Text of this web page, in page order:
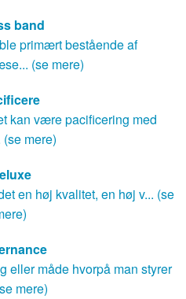
band
primært bestående af
(se mere)
kan være pacificering med
(se mere)
en høj kvalitet, en høj v... (se
eller måde hvorpå man styrer
mere)